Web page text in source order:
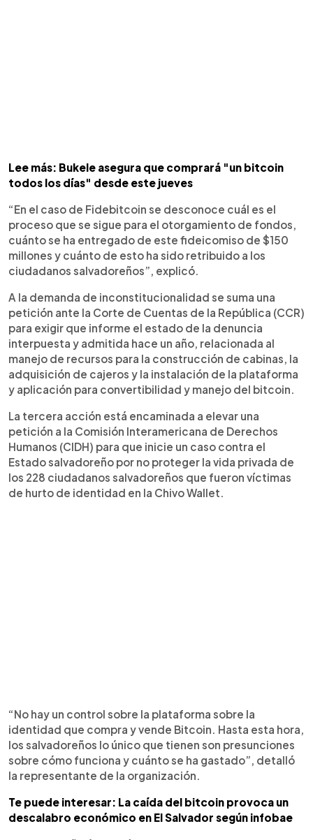
Lee más: Bukele asegura que comprará "un bitcoin
todos los días" desde este jueves
“En el caso de Fidebitcoin se desconoce cuál es el
proceso que se sigue para el otorgamiento de fondos,
cuánto se ha entregado de este fideicomiso de $150
millones y cuánto de esto ha sido retribuido a los
ciudadanos salvadoreños”, explicó.
A la demanda de inconstitucionalidad se suma una
petición ante la Corte de Cuentas de la República (CCR)
para exigir que informe el estado de la denuncia
interpuesta y admitida hace un año, relacionada al
manejo de recursos para la construcción de cabinas, la
adquisición de cajeros y la instalación de la plataforma
y aplicación para convertibilidad y manejo del bitcoin.
La tercera acción está encaminada a elevar una
petición a la Comisión Interamericana de Derechos
Humanos (CIDH) para que inicie un caso contra el
Estado salvadoreño por no proteger la vida privada de
los 228 ciudadanos salvadoreños que fueron víctimas
de hurto de identidad en la Chivo Wallet.
“No hay un control sobre la plataforma sobre la
identidad que compra y vende Bitcoin. Hasta esta hora,
los salvadoreños lo único que tienen son presunciones
sobre cómo funciona y cuánto se ha gastado”, detalló
la representante de la organización.
Te puede interesar: La caída del bitcoin provoca un
descalabro económico en El Salvador según infobae